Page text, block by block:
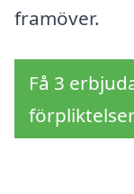
framöver.
Få 3